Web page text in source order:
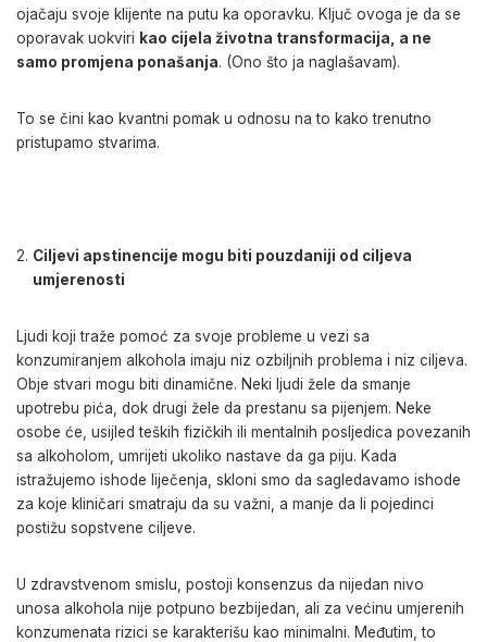
ojačaju svoje klijente na putu ka oporavku. Ključ ovoga je da se
oporavak uokviri kao cijela životna transformacija, a ne
samo promjena ponašanja. (Ono što ja naglašavam).
To se čini kao kvantni pomak u odnosu na to kako trenutno
pristupamo stvarima.
Ciljevi apstinencije mogu biti pouzdaniji od ciljeva
umjerenosti
Ljudi koji traže pomoć za svoje probleme u vezi sa
konzumiranjem alkohola imaju niz ozbiljnih problema i niz ciljeva.
Obje stvari mogu biti dinamične. Neki ljudi žele da smanje
upotrebu pića, dok drugi žele da prestanu sa pijenjem. Neke
osobe će, usijled teških fizičkih ili mentalnih posljedica povezanih
sa alkoholom, umrijeti ukoliko nastave da ga piju. Kada
istražujemo ishode liječenja, skloni smo da sagledavamo ishode
za koje kliničari smatraju da su važni, a manje da li pojedinci
postižu sopstvene ciljeve.
U zdravstvenom smislu, postoji konsenzus da nijedan nivo
unosa alkohola nije potpuno bezbijedan, ali za većinu umjerenih
konzumenata rizici se karakterišu kao minimalni. Međutim, to